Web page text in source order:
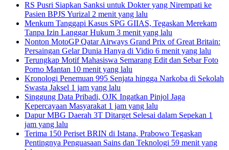
RS Pusri Siapkan Sanksi untuk Dokter yang Nirempati ke
Pasien BPJS Yurizal 2 menit yang lalu
Menkum Tanggapi Kasus SPG GIIAS, Tegaskan Merekam
Tanpa Izin Langgar Hukum 3 menit yang lalu
Nonton MotoGP Qatar Airways Grand Prix of Great Britain:
Persaingan Gelar Dunia Hanya di Vidio 6 menit yang lalu
Terungkap Motif Mahasiswa Semarang Edit dan Sebar Foto
Porno Mantan 10 menit yang lalu
Kronologi Penemuan 995 Senjata hingga Narkoba di Sekolah
Swasta Jaksel 1 jam yang lalu
Singgung Data Pribadi, OJK Ingatkan Pinjol Jaga
Kepercayaan Masyarakat 1 jam yang lalu
Dapur MBG Daerah 3T Ditarget Selesai dalam Sepekan 1
jam yang lalu
Terima 150 Periset BRIN di Istana, Prabowo Tegaskan
Pentingnya Penguasaan Sains dan Teknologi 59 menit yang